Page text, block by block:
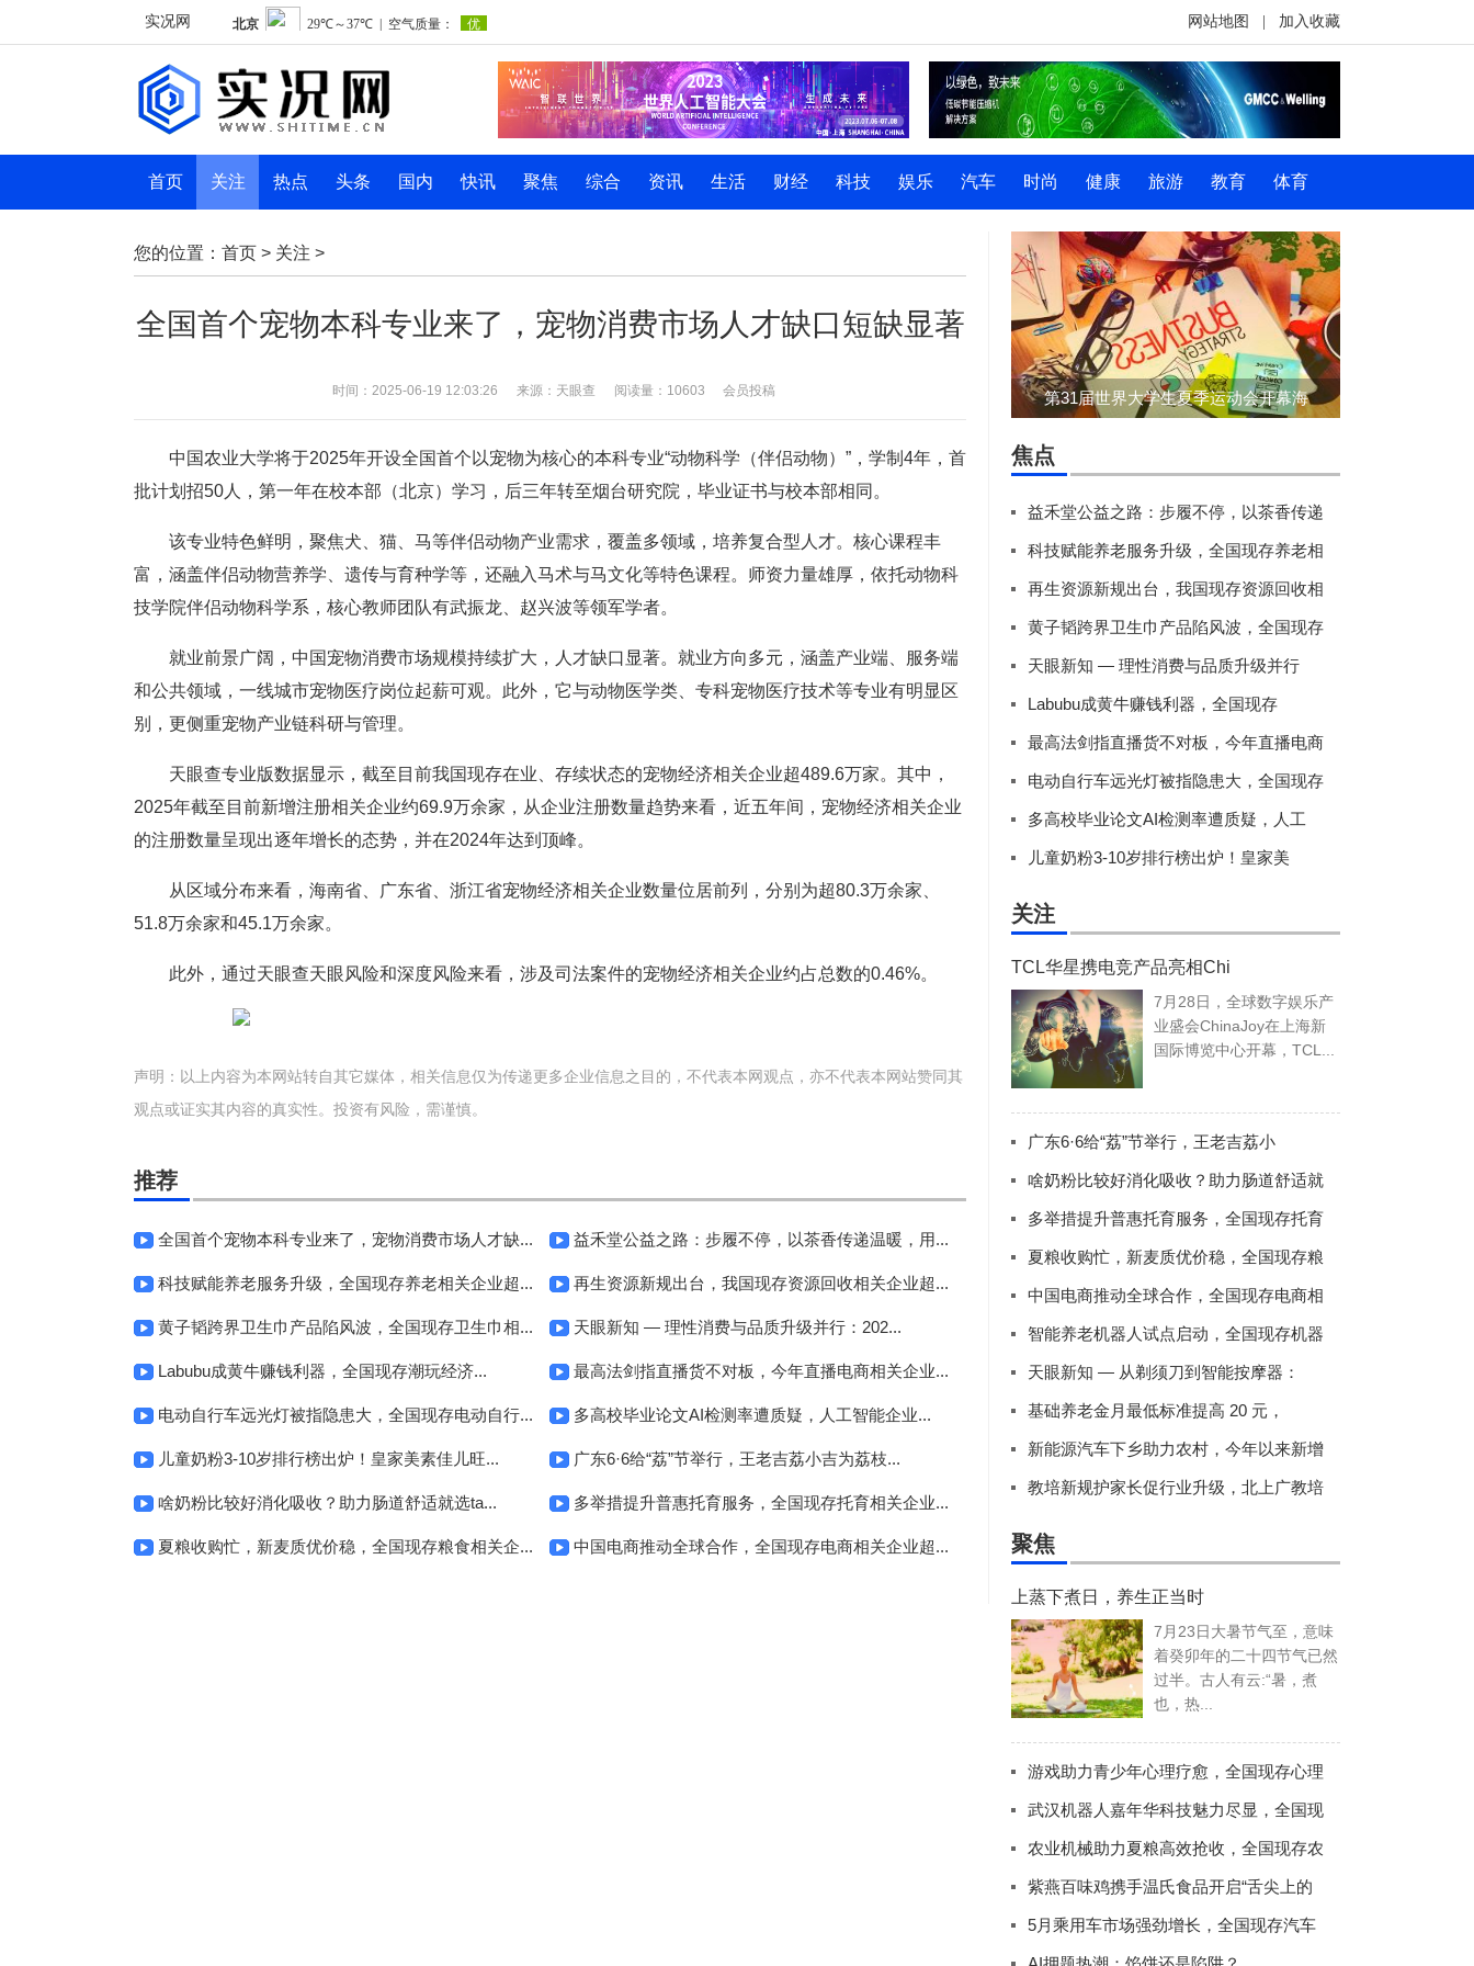
实况网 网站地图 加入收藏
首页 关注 热点 头条 国内 快讯 聚焦 综合 资讯 生活 财经 科技 娱乐 汽车 时尚 健康 旅游 教育 体育
您的位置： 首页 > 关注 >
全国首个宠物本科专业来了，宠物消费市场人才缺口短缺显著
时间：2025-06-19 12:03:26 来源：天眼查 阅读量：10603 会员投稿
中国农业大学将于2025年开设全国首个以宠物为核心的本科专业“动物科学（伴侣动物）”，学制4年，首
批计划招50人，第一年在校本部（北京）学习，后三年转至烟台研究院，毕业证书与校本部相同。
该专业特色鲜明，聚焦犬、猫、马等伴侣动物产业需求，覆盖多领域，培养复合型人才。核心课程丰
富，涵盖伴侣动物营养学、遗传与育种学等，还融入马术与马文化等特色课程。师资力量雄厚，依托动物科
技学院伴侣动物科学系，核心教师团队有武振龙、赵兴波等领军学者。
就业前景广阔，中国宠物消费市场规模持续扩大，人才缺口显著。就业方向多元，涵盖产业端、服务端
和公共领域，一线城市宠物医疗岗位起薪可观。此外，它与动物医学类、专科宠物医疗技术等专业有明显区
别，更侧重宠物产业链科研与管理。
天眼查专业版数据显示，截至目前我国现存在业、存续状态的宠物经济相关企业超489.6万家。其中，
2025年截至目前新增注册相关企业约69.9万余家，从企业注册数量趋势来看，近五年间，宠物经济相关企业
的注册数量呈现出逐年增长的态势，并在2024年达到顶峰。
从区域分布来看，海南省、广东省、浙江省宠物经济相关企业数量位居前列，分别为超80.3万余家、
51.8万余家和45.1万余家。
此外，通过天眼查天眼风险和深度风险来看，涉及司法案件的宠物经济相关企业约占总数的0.46%。
声明：以上内容为本网站转自其它媒体，相关信息仅为传递更多企业信息之目的，不代表本网观点，亦不代表本网站赞同其
观点或证实其内容的真实性。投资有风险，需谨慎。
推荐
全国首个宠物本科专业来了，宠物消费市场人才缺... 益禾堂公益之路：步履不停，以茶香传递温暖，用...
科技赋能养老服务升级，全国现存养老相关企业超... 再生资源新规出台，我国现存资源回收相关企业超...
黄子韬跨界卫生巾产品陷风波，全国现存卫生巾相... 天眼新知 — 理性消费与品质升级并行：202...
Labubu成黄牛赚钱利器，全国现存潮玩经济... 最高法剑指直播货不对板，今年直播电商相关企业...
电动自行车远光灯被指隐患大，全国现存电动自行... 多高校毕业论文AI检测率遭质疑，人工智能企业...
儿童奶粉3-10岁排行榜出炉！皇家美素佳儿旺... 广东6·6给“荔”节举行，王老吉荔小吉为荔枝...
啥奶粉比较好消化吸收？助力肠道舒适就选ta... 多举措提升普惠托育服务，全国现存托育相关企业...
夏粮收购忙，新麦质优价稳，全国现存粮食相关企... 中国电商推动全球合作，全国现存电商相关企业超...
第31届世界大学生夏季运动会开幕海
焦点
益禾堂公益之路：步履不停，以茶香传递
科技赋能养老服务升级，全国现存养老相
再生资源新规出台，我国现存资源回收相
黄子韬跨界卫生巾产品陷风波，全国现存
天眼新知 — 理性消费与品质升级并行
Labubu成黄牛赚钱利器，全国现存
最高法剑指直播货不对板，今年直播电商
电动自行车远光灯被指隐患大，全国现存
多高校毕业论文AI检测率遭质疑，人工
儿童奶粉3-10岁排行榜出炉！皇家美
关注
TCL华星携电竞产品亮相Chi
7月28日，全球数字娱乐产
业盛会ChinaJoy在上海新
国际博览中心开幕，TCL...
广东6·6给“荔”节举行，王老吉荔小
啥奶粉比较好消化吸收？助力肠道舒适就
多举措提升普惠托育服务，全国现存托育
夏粮收购忙，新麦质优价稳，全国现存粮
中国电商推动全球合作，全国现存电商相
智能养老机器人试点启动，全国现存机器
天眼新知 — 从剃须刀到智能按摩器：
基础养老金月最低标准提高 20 元，
新能源汽车下乡助力农村，今年以来新增
教培新规护家长促行业升级，北上广教培
聚焦
上蒸下煮日，养生正当时
7月23日大暑节气至，意味
着癸卯年的二十四节气已然
过半。古人有云:“暑，煮
也，热...
游戏助力青少年心理疗愈，全国现存心理
武汉机器人嘉年华科技魅力尽显，全国现
农业机械助力夏粮高效抢收，全国现存农
紫燕百味鸡携手温氏食品开启“舌尖上的
5月乘用车市场强劲增长，全国现存汽车